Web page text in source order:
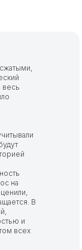
весь
на
В
и
всех